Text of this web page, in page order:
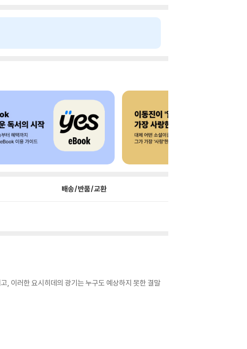
배송/반품/교환
, 이러한 요시히데의 광기는 누구도 예상하지 못한 결말